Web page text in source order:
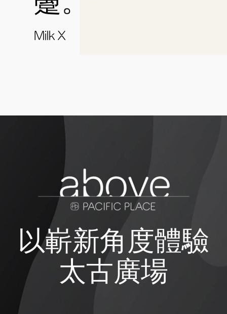
Milk X
以嶄新角度體驗
太古廣場